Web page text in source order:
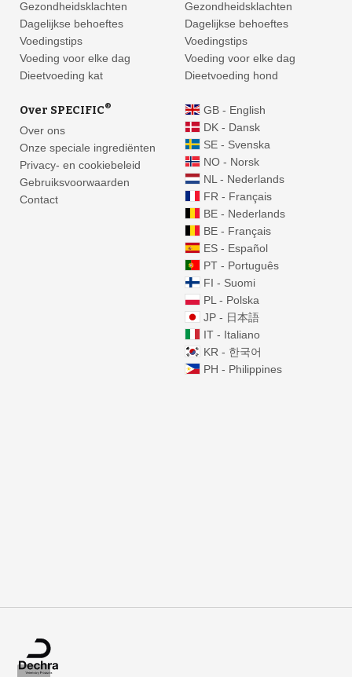
Gezondheidsklachten
Dagelijkse behoeftes
Voedingstips
Voeding voor elke dag
Dieetvoeding kat
Gezondheidsklachten
Dagelijkse behoeftes
Voedingstips
Voeding voor elke dag
Dieetvoeding hond
Over SPECIFIC®
Over ons
Onze speciale ingrediënten
Privacy- en cookiebeleid
Gebruiksvoorwaarden
Contact
GB - English
DK - Dansk
SE - Svenska
NO - Norsk
NL - Nederlands
FR - Français
BE - Nederlands
BE - Français
ES - Español
PT - Português
FI - Suomi
PL - Polska
JP - 日本語
IT - Italiano
KR - 한국어
PH - Philippines